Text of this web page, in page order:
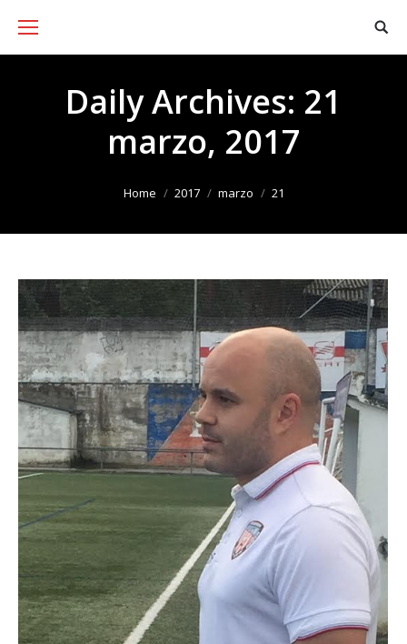
Daily Archives: 21
marzo, 2017
Home 2017 marzo 21